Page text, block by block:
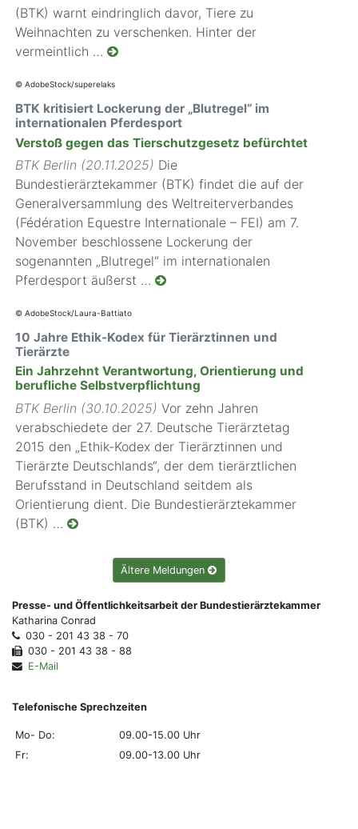
© AdobeStock/superelaks
(BTK) warnt eindringlich davor, Tiere zu
Weihnachten zu verschenken. Hinter der
vermeintlich …
© AdobeStock/Laura-Battiato
BTK kritisiert Lockerung der „Blutregel“ im
internationalen Pferdesport
Verstoß gegen das Tierschutzgesetz befürchtet
BTK Berlin (20.11.2025) Die
Bundestierärztekammer (BTK) findet die auf der
Generalversammlung des Weltreiterverbandes
(Fédération Equestre Internationale – FEI) am 7.
November beschlossene Lockerung der
sogenannten „Blutregel“ im internationalen
Pferdesport äußerst …
10 Jahre Ethik-Kodex für Tierärztinnen und
Tierärzte
Ein Jahrzehnt Verantwortung, Orientierung und
berufliche Selbstverpflichtung
BTK Berlin (30.10.2025) Vor zehn Jahren
verabschiedete der 27. Deutsche Tierärztetag
2015 den „Ethik-Kodex der Tierärztinnen und
Tierärzte Deutschlands“, der dem tierärztlichen
Berufsstand in Deutschland seitdem als
Orientierung dient. Die Bundestierärztekammer
(BTK) …
Ältere Meldungen
Presse- und Öffentlichkeitsarbeit der Bundestierärztekammer
Katharina Conrad
030 - 201 43 38 - 70
030 - 201 43 38 - 88
E-Mail
Telefonische Sprechzeiten
Mo- Do:
09.00-15.00 Uhr
Fr:
09.00-13.00 Uhr